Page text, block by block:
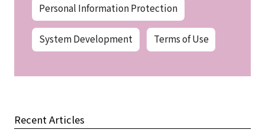
Personal Information Protection
System Development Terms of Use
Recent Articles